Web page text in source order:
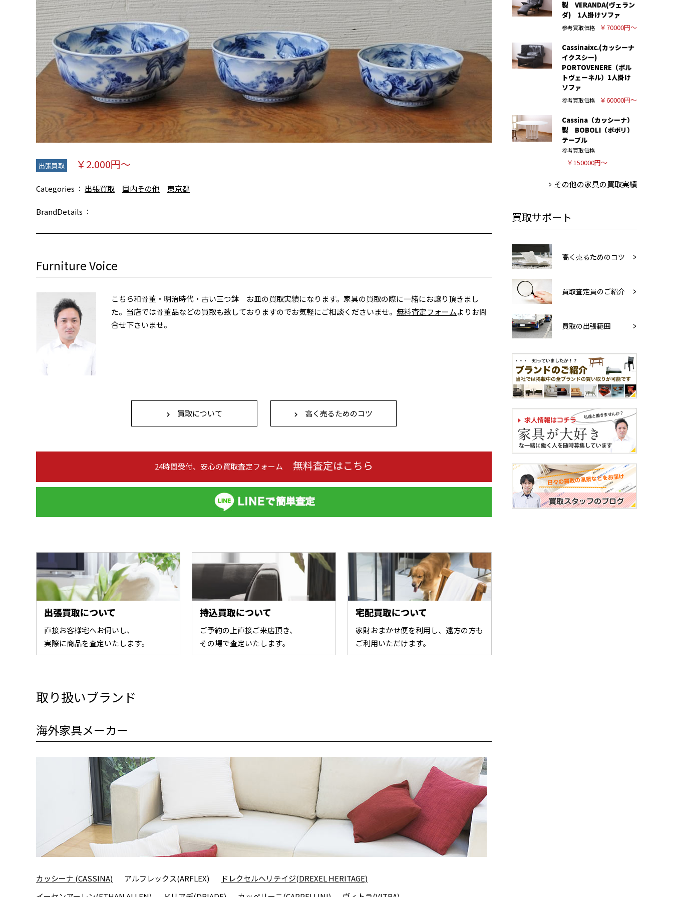
出張買取 ￥2.000円～
Categories 出張買取 国内その他 東京都
BrandDetails
Furniture Voice
こちら和骨董・明治時代・古い三つ鉢 お皿の買取実績になります。家具の買取の際に一緒にお譲り頂きまし
た。当店では骨董品などの買取も致しておりますのでお気軽にご相談くださいませ。 無料査定フォームよりお問
合せ下さいませ。
買取について 高く売るためのコツ
24時間受付、安心の買取査定フォーム 無料査定はこちら
出張買取について
直接お客様宅へお伺いし、
実際に商品を査定いたします。
持込買取について
ご予約の上直接ご来店頂き、
その場で査定いたします。
宅配買取について
家財おまかせ便を利用し、遠方の方も
ご利用いただけます。
取り扱いブランド
海外家具メーカー
カッシーナ (CASSINA) アルフレックス(ARFLEX)
ドレクセルヘリテイジ(DREXEL HERITAGE)
製 VERANDA(ヴェラン
ダ) 1人掛けソファ
参考買取価格 ￥70000円～
Cassinaixc.(カッシーナ
イクスシー)
PORTOVENERE（ポル
トヴェーネル）1人掛け
ソファ
参考買取価格 ￥60000円～
Cassina（カッシーナ）
製 BOBOLI（ボボリ）
テーブル
参考買取価格
￥150000円～
その他の家具の買取実績
買取サポート
高く売るためのコツ
買取査定員のご紹介
買取の出張範囲